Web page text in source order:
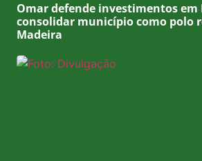
Omar defende investimentos em
consolidar município como polo
Madeira